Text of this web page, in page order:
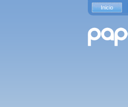
Inicio